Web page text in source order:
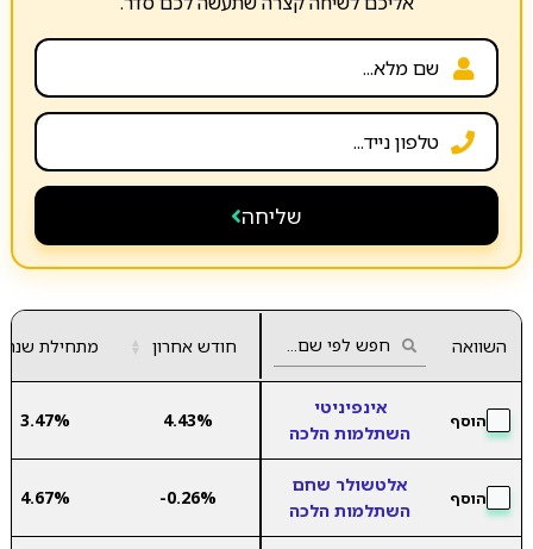
שליחה
השוואה חודש אחרון ▲
▼ מתחילת שנה
הוסף
אינפיניטי
השתלמות הלכה
4.43%
3.47%
הוסף
אלטשולר שחם
השתלמות הלכה
-0.26%
4.67%